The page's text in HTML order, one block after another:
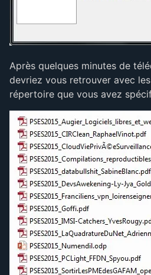
Après quelques minutes de
devriez vous retrouver avec
répertoire que vous avez